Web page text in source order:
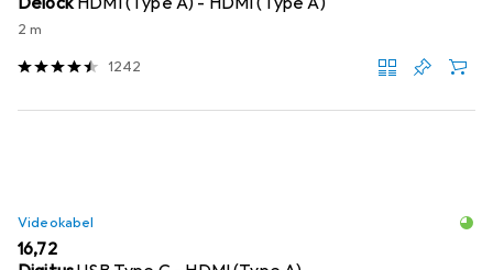
2 m
1242
Videokabel
EUR
16,72